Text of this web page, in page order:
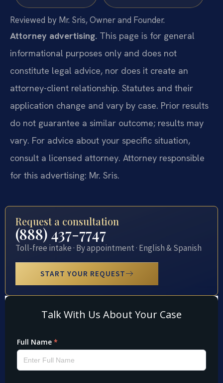
Reviewed by Mr. Sris, Owner and Founder.
Attorney advertising. This page is for general
informational purposes only and does not
constitute legal advice, nor does it create an
attorney-client relationship. Statutes and their
application change and vary by case. Prior results
do not guarantee a similar outcome; results may
vary. For advice about your specific situation,
consult a licensed attorney. Attorney responsible
for this advertising: Mr. Sris.
Request a consultation
(888) 437-7747
Toll-free intake · By appointment · English & Spanish
START YOUR REQUEST